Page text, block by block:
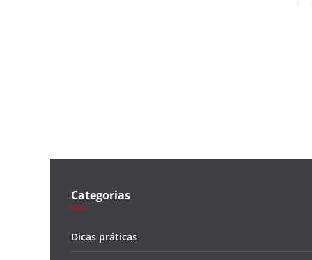
Categorias
Dicas práticas